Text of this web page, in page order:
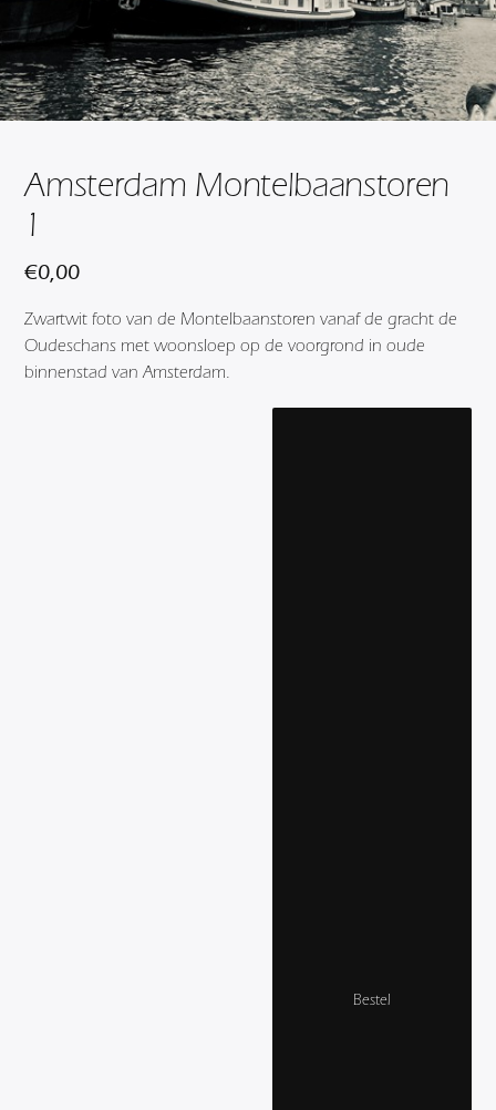
Amsterdam Montelbaanstoren
1
€0,00
Zwartwit foto van de Montelbaanstoren vanaf de gracht de
Oudeschans met woonsloep op de voorgrond in oude
binnenstad van Amsterdam.
Bestel